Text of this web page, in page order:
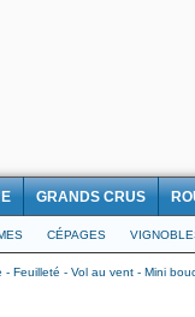
GRANDS CRUS
CÉPAGES
- Feuilleté - Vol au vent - Mini